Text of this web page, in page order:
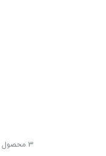
3 محصول